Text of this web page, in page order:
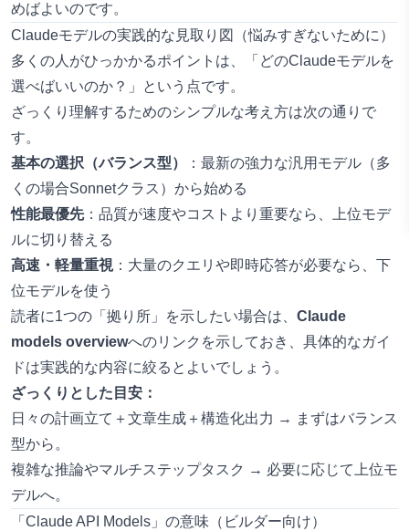
めばよいのです。
Claudeモデルの実践的な見取り図（悩みすぎないために）
多くの人がひっかかるポイントは、「どのClaudeモデルを
選べばいいのか？」という点です。
ざっくり理解するためのシンプルな考え方は次の通りで
す。
基本の選択（バランス型）
：最新の強力な汎用モデル（多
くの場合Sonnetクラス）から始める
性能最優先：品質が速度やコストより重要なら、上位モデ
ルに切り替える
高速・軽量重視 ：大量のクエリや即時応答が必要なら、下
位モデルを使う
読者に1つの「拠り所」を示したい場合は、 Claude
models overviewへのリンクを示しておき、具体的なガイ
ドは実践的な内容に絞るとよいでしょう。
ざっくりとした目安：
日々の計画立て＋文章生成＋構造化出力 → まずはバランス
型から。
複雑な推論やマルチステップタスク → 必要に応じて上位モ
デルへ。
「Claude API Models」の意味（ビルダー向け）